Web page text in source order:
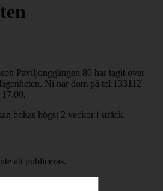
Paviljonggången 80 har tagit över
Ni når dom på tel:133112
bokas högst 2 veckor i sträck.
att publiceras.